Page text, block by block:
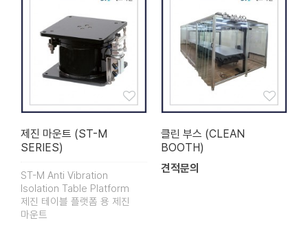
제진 마운트 (ST-M
SERIES)
ST-M Anti Vibration
Isolation Table Platform
제진 테이블 플랫폼 용 제진
마운트
클린 부스 (CLEAN
BOOTH)
견적문의